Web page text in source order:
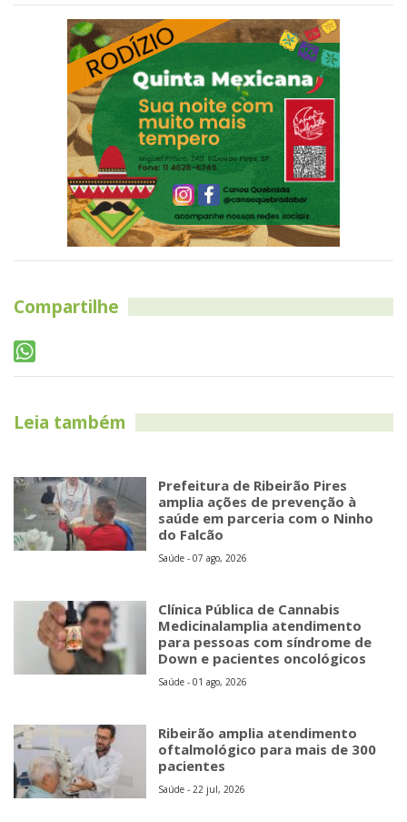
Compartilhe
Leia também
Prefeitura de Ribeirão Pires
amplia ações de prevenção à
saúde em parceria com o Ninho
do Falcão
Saúde - 07 ago, 2026
Clínica Pública de Cannabis
Medicinalamplia atendimento
para pessoas com síndrome de
Down e pacientes oncológicos
Saúde - 01 ago, 2026
Ribeirão amplia atendimento
oftalmológico para mais de 300
pacientes
Saúde - 22 jul, 2026